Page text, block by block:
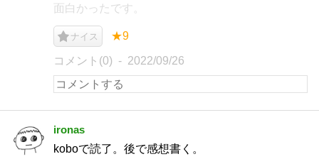
面白かったです。
ナイス ★9
コメント(0) 2022/09/26
ironas
koboで読了。後で感想書く。